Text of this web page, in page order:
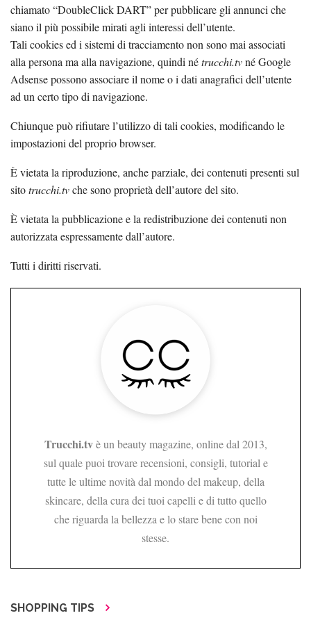
chiamato “DoubleClick DART” per pubblicare gli annunci che
siano il più possibile mirati agli interessi dell’utente.
Tali cookies ed i sistemi di tracciamento non sono mai associati
alla persona ma alla navigazione, quindi nétrucchi.tvné Google
Adsense possono associare il nome o i dati anagrafici dell’utente
ad un certo tipo di navigazione.
Chiunque può rifiutare l’utilizzo di tali cookies, modificando le
impostazioni del proprio browser.
È vietata la riproduzione, anche parziale, dei contenuti presenti sul
sitotrucchi.tvche sono proprietà dell’autore del sito.
È vietata la pubblicazione e la redistribuzione dei contenuti non
autorizzata espressamente dall’autore.
Tutti i diritti riservati.
Trucchi.tvè un beauty magazine, online dal 2013,
sul quale puoi trovare recensioni, consigli, tutorial e
tutte le ultime novità dal mondo del makeup, della
skincare, della cura dei tuoi capelli e di tutto quello
che riguarda la bellezza e lo stare bene con noi
stesse.
SHOPPING TIPS